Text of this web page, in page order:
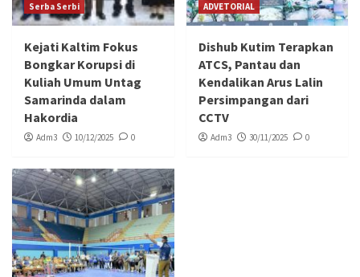
Serba Serbi
Kejati Kaltim Fokus
Bongkar Korupsi di
Kuliah Umum Untag
Samarinda dalam
Hakordia
Adm3 10/12/2025 0
ADVETORIAL
Dishub Kutim Terapkan
ATCS, Pantau dan
Kendalikan Arus Lalin
Persimpangan dari
CCTV
Adm3 30/11/2025 0